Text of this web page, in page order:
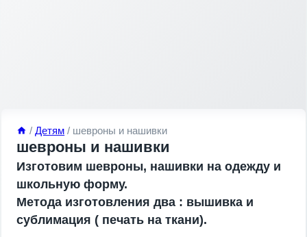
/ Детям / шевроны и нашивки
шевроны и нашивки
Изготовим шевроны, нашивки на одежду и
школьную форму.
Метода изготовления два : вышивка и
сублимация ( печать на ткани).